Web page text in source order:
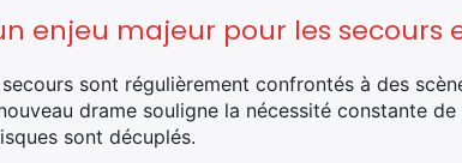
enjeu majeur pour les secours
sont régulièrement confrontés à des
drame souligne la nécessité constante
sont décuplés.